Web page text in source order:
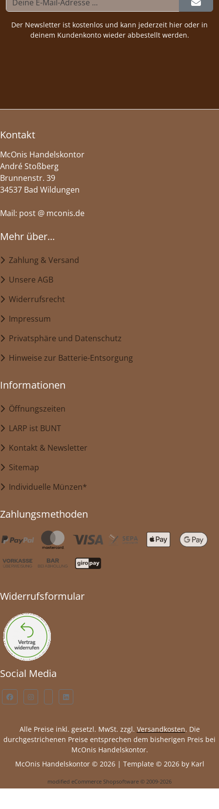
Der Newsletter ist kostenlos und kann jederzeit hier oder in
deinem Kundenkonto wieder abbestellt werden.
Kontakt
McOnis Handelskontor
André Stoßberg
Brunnenstr. 39
34537 Bad Wildungen
Mail: post @ mconis.de
Mehr über...
Zahlung & Versand
Unsere AGB
Widerrufsrecht
Impressum
Privatsphäre und Datenschutz
Hinweise zur Batterie-Entsorgung
Informationen
Öffnungszeiten
LARP ist BUNT
Kontakt & Newsletter
Sitemap
Individuelle Münzen*
Zahlungsmethoden
Widerrufsformular
Social Media
Alle Preise inkl. gesetzl. MwSt. zzgl. Versandkosten. Die
durchgestrichenen Preise entsprechen dem bisherigen Preis bei
McOnis Handelskontor.
McOnis Handelskontor © 2026 | Template © 2026 by Karl
modified eCommerce Shopsoftware © 2009-2026